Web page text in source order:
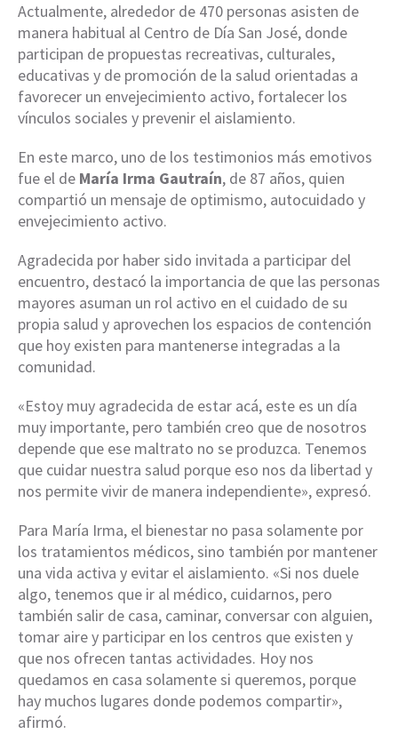
Actualmente, alrededor de 470 personas asisten de
manera habitual al Centro de Día San José, donde
participan de propuestas recreativas, culturales,
educativas y de promoción de la salud orientadas a
favorecer un envejecimiento activo, fortalecer los
vínculos sociales y prevenir el aislamiento.
En este marco, uno de los testimonios más emotivos
fue el de María Irma Gautraín, de 87 años, quien
compartió un mensaje de optimismo, autocuidado y
envejecimiento activo.
Agradecida por haber sido invitada a participar del
encuentro, destacó la importancia de que las personas
mayores asuman un rol activo en el cuidado de su
propia salud y aprovechen los espacios de contención
que hoy existen para mantenerse integradas a la
comunidad.
«Estoy muy agradecida de estar acá, este es un día
muy importante, pero también creo que de nosotros
depende que ese maltrato no se produzca. Tenemos
que cuidar nuestra salud porque eso nos da libertad y
nos permite vivir de manera independiente», expresó.
Para María Irma, el bienestar no pasa solamente por
los tratamientos médicos, sino también por mantener
una vida activa y evitar el aislamiento. «Si nos duele
algo, tenemos que ir al médico, cuidarnos, pero
también salir de casa, caminar, conversar con alguien,
tomar aire y participar en los centros que existen y
que nos ofrecen tantas actividades. Hoy nos
quedamos en casa solamente si queremos, porque
hay muchos lugares donde podemos compartir»,
afirmó.